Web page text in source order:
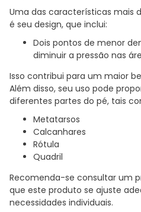
Uma das características mais
é seu design, que inclui:
Dois pontos de menor
diminuir a pressão nas
Isso contribui para um maior
Além disso, seu uso pode
diferentes partes do pé, tais
Metatarsos
Calcanhares
Rótula
Quadril
Recomenda-se consultar um
que este produto se ajuste
necessidades individuais.